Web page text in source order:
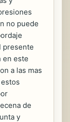
no puede
presente
en este
a las mas
de
y